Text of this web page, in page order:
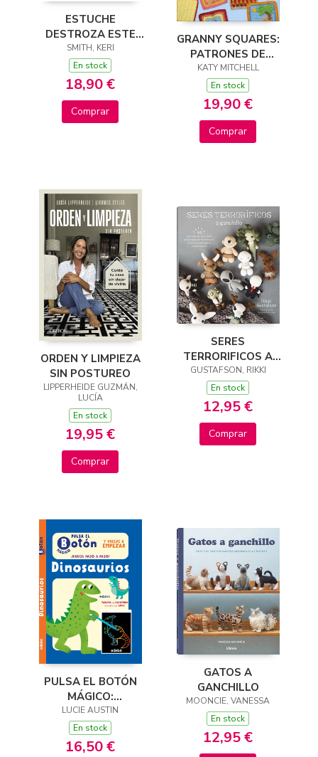
ESTUCHE
DESTROZA ESTE
DIARIO JUNIO 2026
SMITH, KERI
En stock
18,90 €
Comprar
GRANNY SQUARES:
PATRONES DE
GANCHILLO
CLÁSICOS Y
MODERNOS
KATY MITCHELL
En stock
19,90 €
Comprar
ORDEN Y LIMPIEZA
SIN POSTUREO
LIPPERHEIDE GUZMÁN,
LUCÍA
En stock
19,95 €
Comprar
SERES
TERRORIFICOS A
GANCHILLO
GUSTAFSON, RIKKI
En stock
12,95 €
Comprar
PULSA EL BOTÓN
MÁGICO:
DINOSAURIOS
LUCIE AUSTIN
En stock
16,50 €
GATOS A
GANCHILLO
MOONCIE, VANESSA
En stock
12,95 €